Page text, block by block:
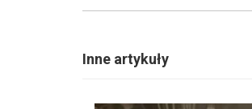
Inne artykuły